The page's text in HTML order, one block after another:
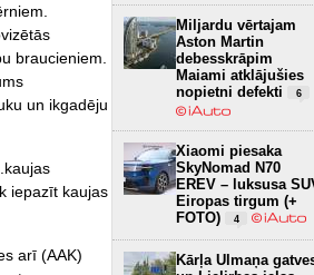
braucieniem.
un ikgadēju
iepazīt kaujas
arī (AAK)
Miljardu vērtajam
Aston Martin
debesskrāpim
Maiami atklājušies
nopietni defekti
6
Xiaomi piesaka
SkyNomad N70
EREV – luksusa
Eiropas tirgum (+
FOTO)
4
Kārļa Ulmaņa